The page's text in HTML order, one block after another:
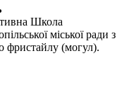
Школа
міської ради з
фристайлу (могул).